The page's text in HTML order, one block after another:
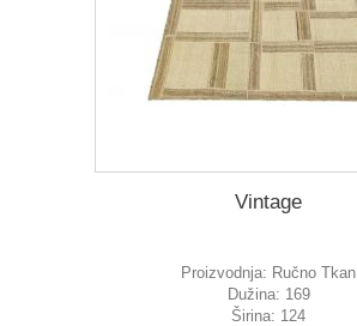
Vintage
Proizvodnja: Ručno Tkan
Dužina: 169
Širina: 124